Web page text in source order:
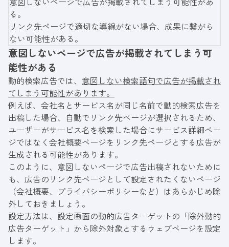
る。
リンク先ページで適切な導線がない場合、成果に繋がら
ない可能性がある。
意図しないページで広告が掲載されてしまう可
能性がある
動的検索広告では、 意図しない検索語句で広告が掲載され
てしまう可能性があります。
例えば、会社名とサービス名が同じ名前で動的検索広告を
出稿した場合、自動でリンク先ページが選択されるため、
ユーザーがサービス名を検索した場合にサービス詳細ペー
ジではなく会社概要ページをリンク先ページとする広告が
生成される可能性があります。
このように、意図しないページで広告出稿されないために
も、広告のリンク先ページとして設定されたくないページ
（会社概要、プライバシーポリシーなど）はあらかじめ除
外しておきましょう。
設定方法は、設定画面の動的広告ターゲットの「除外動的
広告ターゲット」から除外対象とするウェブページを設定
します。